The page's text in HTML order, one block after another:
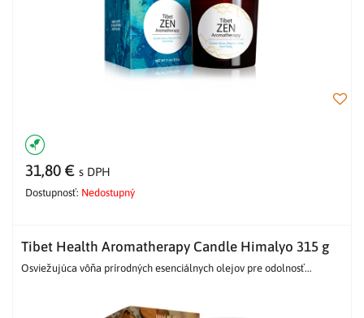
31,80 € s DPH
Dostupnosť: Nedostupný
Tibet Health Aromatherapy Candle Himalyo 315 g
Osviežujúca vôňa prírodných esenciálnych olejov pre odolnosť...